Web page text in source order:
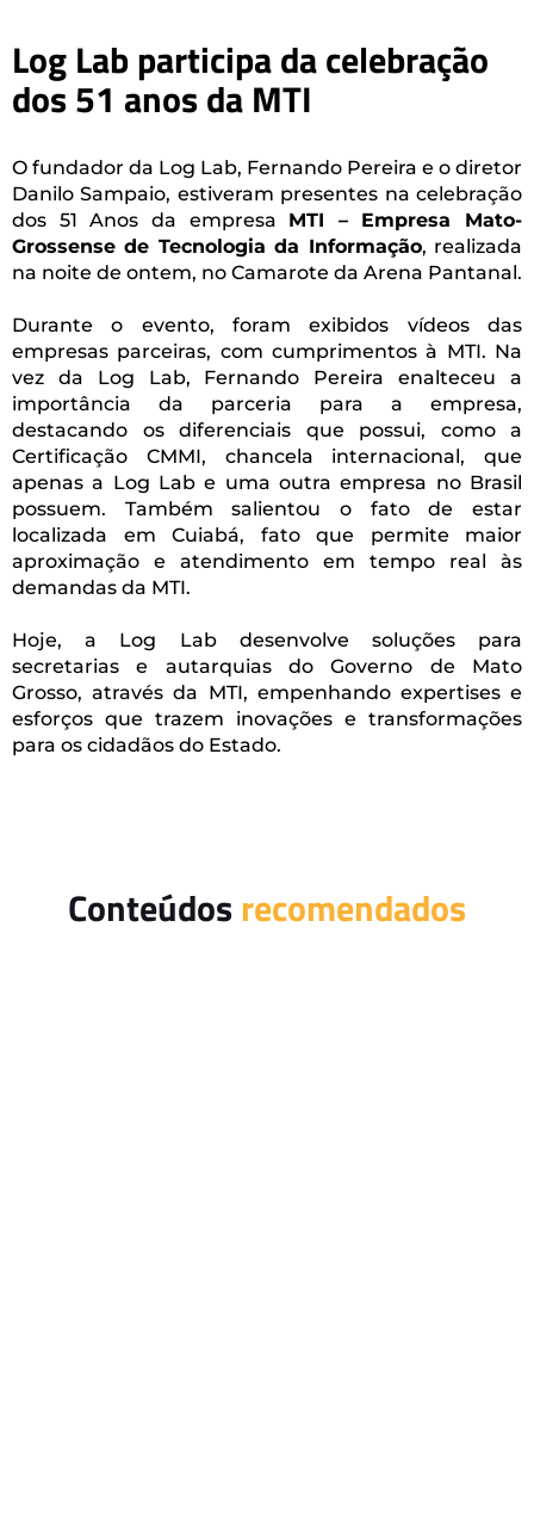
Log Lab participa da celebração
dos 51 anos da MTI
O fundador da Log Lab, Fernando Pereira e o diretor
Danilo Sampaio, estiveram presentes na celebração
dos 51 Anos da empresa MTI – Empresa Mato-
Grossense de Tecnologia da Informação, realizada
na noite de ontem, no Camarote da Arena Pantanal.
Durante o evento, foram exibidos vídeos das
empresas parceiras, com cumprimentos à MTI. Na
vez da Log Lab, Fernando Pereira enalteceu a
importância da parceria para a empresa,
destacando os diferenciais que possui, como a
Certificação CMMI, chancela internacional, que
apenas a Log Lab e uma outra empresa no Brasil
possuem. Também salientou o fato de estar
localizada em Cuiabá, fato que permite maior
aproximação e atendimento em tempo real às
demandas da MTI.
Hoje, a Log Lab desenvolve soluções para
secretarias e autarquias do Governo de Mato
Grosso, através da MTI, empenhando expertises e
esforços que trazem inovações e transformações
para os cidadãos do Estado.
Conteúdosrecomendados